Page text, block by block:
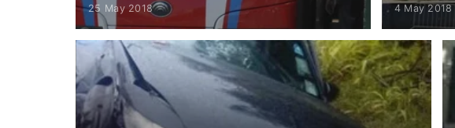
25 May 2018 4 May 2018